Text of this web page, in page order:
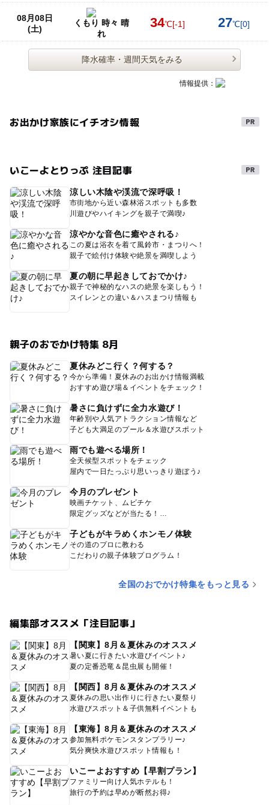
08月08日
(土)
くもり 時々 晴
れ
34℃[-1] 27℃[0]
降水確率・週間天気をみる
情報提供：
お出かけ家族にイチオシ情報
いこーよとりっぷ 注目記事
涼しい木陰や渓流で深呼吸！
市街地から近い森林浴スポットも多数
川遊びやハイキングを親子で満喫♪
涼やかな音色に癒やされる♪
この夏は浴衣を着て風鈴市・まつりへ！
親子で絵付け体験や絶景を満喫しよう
夏の朝に早起きしておでかけ♪
親子で神秘的なハスの絶景を楽しもう！
スイレンとの違い＆ハスまつり情報も
親子のおでかけ特集 8月
夏休みどこ行く？何する？
今から準備！夏休みのお出かけ情報満載
おすすめ遊び場＆イベントをチェック！
暑さに負けずに全力水遊び！
年齢別や人気アトラクション情報など
子ども大満足のプール＆水遊びスポット
雨でも遊べる場所！
全天候型スポットをチェック
屋内で一日たっぷり思いっきり遊ぼう♪
今月のプレゼント
映画チケット、ムビチケ
限定グッズなどが当たる！
子どもがキラめくホンモノ体験
その道のプロに教わる
こだわりの親子体験プログラム！
全国のおでかけ特集をもっと見る
編集部オススメ「注目記事」
【関東】8月＆夏休みのオススメ
暑い夏に行きたい水遊びイベント♪
夏の定番恐竜＆昆虫展も開催！
【関西】8月＆夏休みのオススメ
夏休みの思い出作りに行きたい夏祭り
水遊びスポット＆子供無料イベントも
【東海】8月＆夏休みのオススメ
参加無料ポケモンスタンプラリー♪
気分爽快水遊びスポット情報も！
いこーよおすすめ【早割プラン】
ファミリー向け人気ホテルも！
旅行の予約は早めが断然お得♪